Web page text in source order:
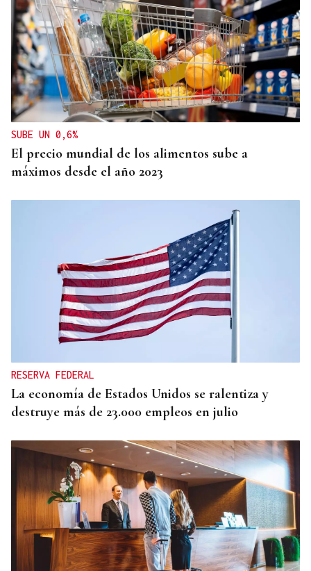
SUBE UN 0,6%
El precio mundial de los alimentos sube a
máximos desde el año 2023
RESERVA FEDERAL
La economía de Estados Unidos se ralentiza y
destruye más de 23.000 empleos en julio